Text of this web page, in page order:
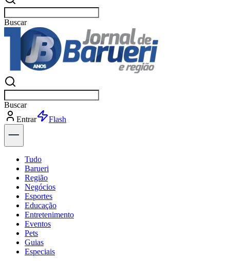
Buscar
Buscar
Entrar
Explorar
Tudo
Barueri
Região
Negócios
Esportes
Educação
Entretenimento
Eventos
Pets
Guias
Especiais